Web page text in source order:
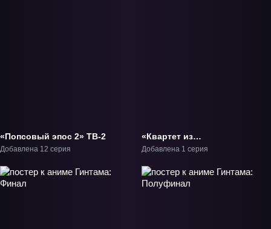
«Попсовый эпос 2» ТВ-2
Добавлена 12 серия
«Квартет из
альтернативного мира
Добавлена 1 серия